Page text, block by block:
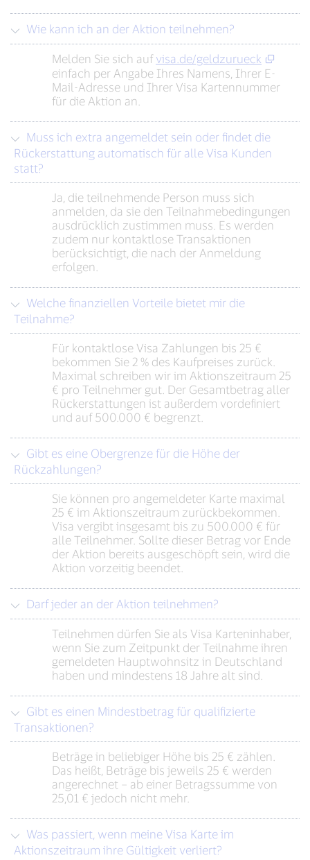
Wie kann ich an der Aktion teilnehmen?
Melden Sie sich auf visa.de/geldzurueck
einfach per Angabe Ihres Namens, Ihrer E-
Mail-Adresse und Ihrer Visa Kartennummer
für die Aktion an.
Rückerstattung automatisch für alle Visa Kunden
statt?
Ja, die teilnehmende Person muss sich
anmelden, da sie den Teilnahmebedingungen
ausdrücklich zustimmen muss. Es werden
zudem nur kontaktlose Transaktionen
berücksichtigt, die nach der Anmeldung
erfolgen.
Teilnahme?
Für kontaktlose Visa Zahlungen bis 25 €
bekommen Sie 2 % des Kaufpreises zurück.
Maximal schreiben wir im Aktionszeitraum 25
€ pro Teilnehmer gut. Der Gesamtbetrag aller
Rückerstattungen ist außerdem vordefiniert
und auf 500.000 € begrenzt.
Rückzahlungen?
Sie können pro angemeldeter Karte maximal
25 € im Aktionszeitraum zurückbekommen.
Visa vergibt insgesamt bis zu 500.000 € für
alle Teilnehmer. Sollte dieser Betrag vor Ende
der Aktion bereits ausgeschöpft sein, wird die
Aktion vorzeitig beendet.
Darf jeder an der Aktion teilnehmen?
Teilnehmen dürfen Sie als Visa Karteninhaber,
wenn Sie zum Zeitpunkt der Teilnahme ihren
gemeldeten Hauptwohnsitz in Deutschland
haben und mindestens 18 Jahre alt sind.
Transaktionen?
Beträge in beliebiger Höhe bis 25 € zählen.
Das heißt, Beträge bis jeweils 25 € werden
angerechnet – ab einer Betragssumme von
25,01 € jedoch nicht mehr.
Aktionszeitraum ihre Gültigkeit verliert?